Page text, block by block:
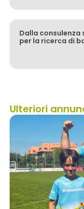
Dalla consulenza
per la ricerca di
Ulteriori